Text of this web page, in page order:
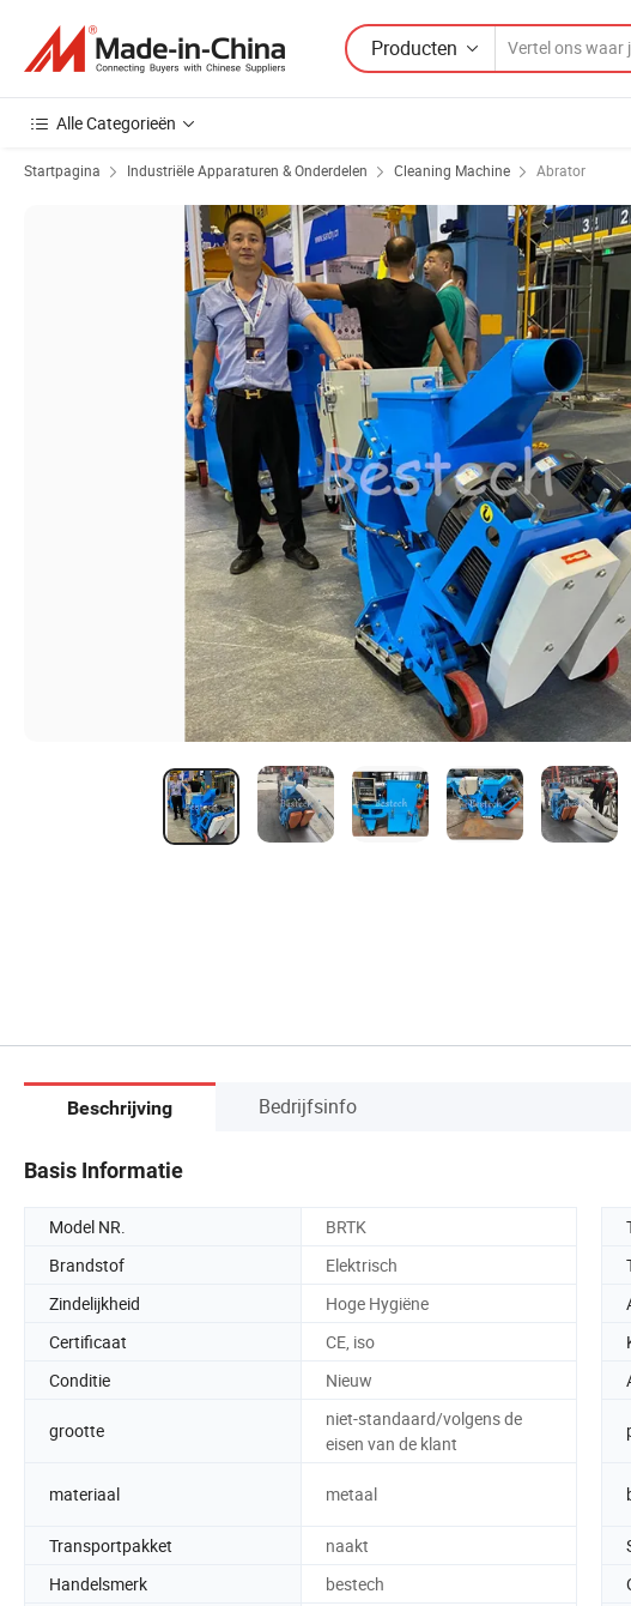
Producten
Alle Categorieën
Startpagina Industriële Apparaturen & Onderdelen Cleaning Machine Abrator
Beschrijving Bedrijfsinfo
Basis Informatie
Model NR. BRTK
Brandstof
Elektrisch
Zindelijkheid
Hoge Hygiëne
Certificaat
CE, iso
Conditie
Nieuw
grootte
niet-standaard/volgens de
eisen van de klant
materiaal metaal
Transportpakket
naakt
Handelsmerk
bestech